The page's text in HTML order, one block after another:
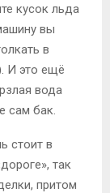
кусок льда
вы
в
И это ещё
вода
сам бак.
стоит в
так
притом